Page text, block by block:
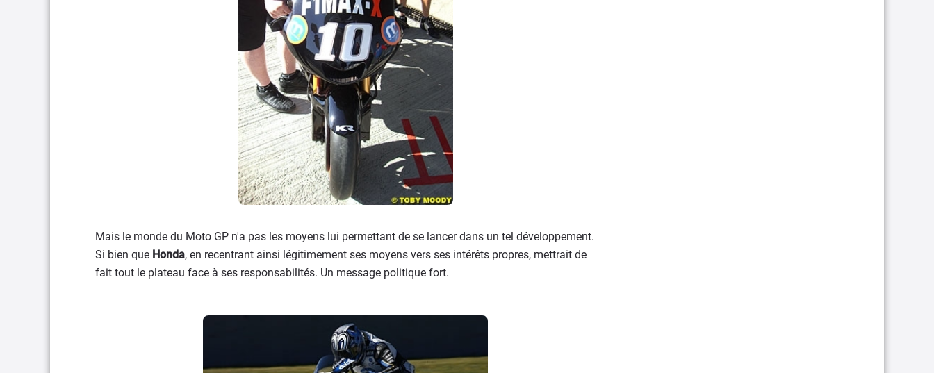
Mais le monde du Moto GP n'a pas les moyens lui permettant de se lancer dans un tel développement.
Si bien que Honda, en recentrant ainsi légitimement ses moyens vers ses intérêts propres, mettrait de
fait tout le plateau face à ses responsabilités. Un message politique fort.